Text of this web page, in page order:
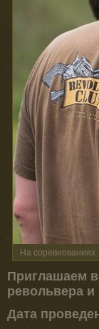
На соревнованиях
Приглашаем
револьвера и
Дата